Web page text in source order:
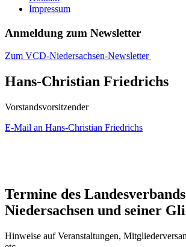
Impressum
Anmeldung zum Newsletter
Zum VCD-Niedersachsen-Newsletter
Hans-Christian Friedrichs
Vorstandsvorsitzender
E-Mail an Hans-Christian Friedrichs
Termine des Landesverbands
Niedersachsen und seiner
Hinweise auf Veranstaltungen,